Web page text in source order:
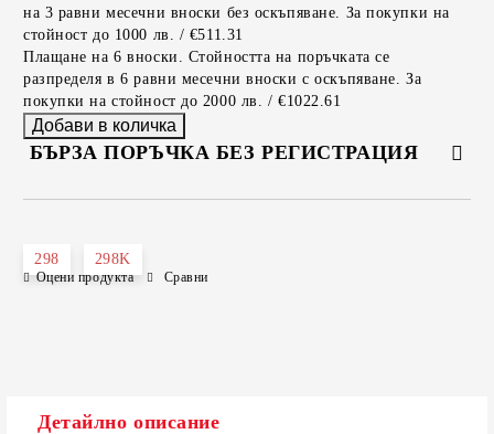
на 3 равни месечни вноски без оскъпяване. За покупки на
стойност до 1000 лв. / €511.31
Плащане на 6 вноски. Стойността на поръчката се
разпределя в 6 равни месечни вноски с оскъпяване. За
покупки на стойност до 2000 лв. / €1022.61
БЪРЗА ПОРЪЧКА БЕЗ РЕГИСТРАЦИЯ
298 298K
Оцени продукта Сравни
Детайлно описание